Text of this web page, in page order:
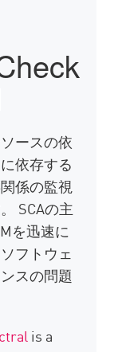
ースの依
依存する
係の監視
SCAの主
を迅速に
フトウェ
スの問題
is a